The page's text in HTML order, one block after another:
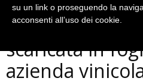
Cronaca
Amelia, reflui
scaricata in
azienda
su un link o proseguendo la
acconsenti all’uso dei cookie.